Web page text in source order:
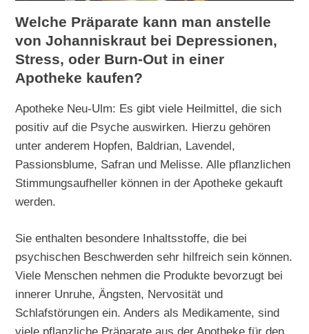
Welche Präparate kann man anstelle
von Johanniskraut bei Depressionen,
Stress, oder Burn-Out in einer
Apotheke kaufen?
Apotheke Neu-Ulm: Es gibt viele Heilmittel, die sich
positiv auf die Psyche auswirken. Hierzu gehören
unter anderem Hopfen, Baldrian, Lavendel,
Passionsblume, Safran und Melisse. Alle pflanzlichen
Stimmungsaufheller können in der Apotheke gekauft
werden.
Sie enthalten besondere Inhaltsstoffe, die bei
psychischen Beschwerden sehr hilfreich sein können.
Viele Menschen nehmen die Produkte bevorzugt bei
innerer Unruhe, Ängsten, Nervosität und
Schlafstörungen ein. Anders als Medikamente, sind
viele pflanzliche Präparate aus der Apotheke für den